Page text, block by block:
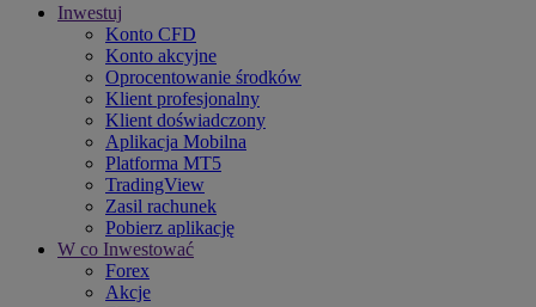
Inwestuj
Konto CFD
Konto akcyjne
Oprocentowanie środków
Klient profesjonalny
Klient doświadczony
Aplikacja Mobilna
Platforma MT5
TradingView
Zasil rachunek
Pobierz aplikację
W co Inwestować
Forex
Akcje